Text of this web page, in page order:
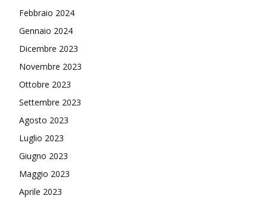
Febbraio 2024
Gennaio 2024
Dicembre 2023
Novembre 2023
Ottobre 2023
Settembre 2023
Agosto 2023
Luglio 2023
Giugno 2023
Maggio 2023
Aprile 2023